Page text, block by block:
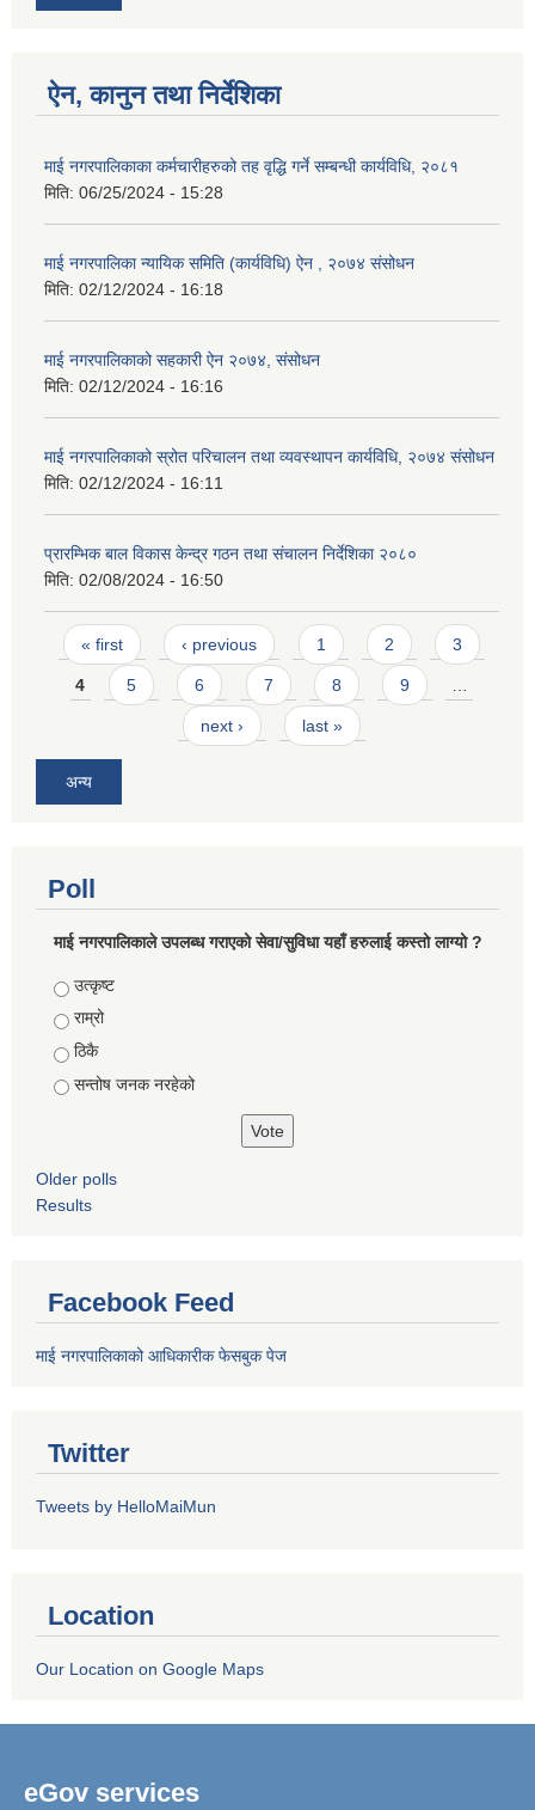
ऐन, कानुन तथा निर्देशिका
माई नगरपालिकाका कर्मचारीहरुको तह वृद्धि गर्ने सम्बन्धी कार्यविधि, २०८१
मिति: 06/25/2024 - 15:28
माई नगरपालिका न्यायिक समिति (कार्यविधि) ऐन , २०७४ संसोधन
मिति: 02/12/2024 - 16:18
माई नगरपालिकाको सहकारी ऐन २०७४, संसोधन
मिति: 02/12/2024 - 16:16
माई नगरपालिकाको स्रोत परिचालन तथा व्यवस्थापन कार्यविधि, २०७४ संसोधन
मिति: 02/12/2024 - 16:11
प्रारम्भिक बाल विकास केन्द्र गठन तथा संचालन निर्देशिका २०८०
मिति: 02/08/2024 - 16:50
Pages
« first ‹ previous 1 2 3
4 5 6 7 8 9 …
next › last »
अन्य
Poll
माई नगरपालिकाले उपलब्ध गराएको सेवा/सुविधा यहाँ हरुलाई कस्तो लाग्यो ?
Choices
उत्कृष्ट
राम्रो
ठिकै
सन्तोष जनक नरहेको
Older polls
Results
Facebook Feed
माई नगरपालिकाको आधिकारीक फेसबुक पेज
Twitter
Tweets by HelloMaiMun
Location
Our Location on Google Maps
eGov services